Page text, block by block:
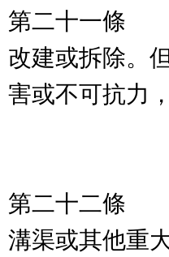
第二十一條
改建或拆除。
害或不可抗力
第二十二條
溝渠或其他重